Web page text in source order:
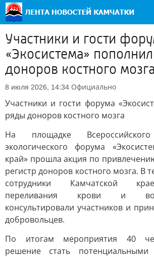
Участники и гости
«Экосистема»
доноров костного мозга
8 июля 2026, 14:34 Официально
Участники и гости форума
ряды доноров костного мозга
На площадке
экологического форума
край» прошла акция по
регистр доноров костного мозга. В
сотрудники Камчатской
переливания крови и
консультировали участников и
добровольцев.
По итогам мероприятия 40
решение стать